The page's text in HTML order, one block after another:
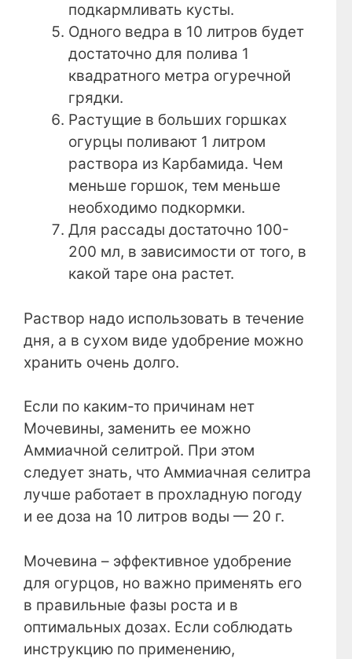
подкармливать кусты.
Одного ведра в 10 литров будет
достаточно для полива 1
квадратного метра огуречной
грядки.
Растущие в больших горшках
огурцы поливают 1 литром
раствора из Карбамида. Чем
меньше горшок, тем меньше
необходимо подкормки.
Для рассады достаточно 100-
200 мл, в зависимости от того, в
какой таре она растет.
Раствор надо использовать в течение
дня, а в сухом виде удобрение можно
хранить очень долго.
Если по каким-то причинам нет
Мочевины, заменить ее можно
Аммиачной селитрой. При этом
следует знать, что Аммиачная селитра
лучше работает в прохладную погоду
и ее доза на 10 литров воды — 20 г.
Мочевина – эффективное удобрение
для огурцов, но важно применять его
в правильные фазы роста и в
оптимальных дозах. Если соблюдать
инструкцию по применению,